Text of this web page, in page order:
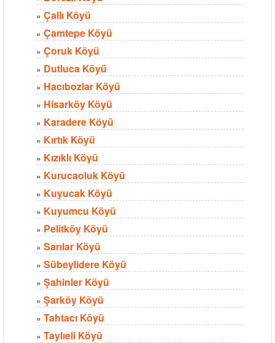
» Çallı Köyü
» Çamtepe Köyü
» Çoruk Köyü
» Dutluca Köyü
» Hacıbozlar Köyü
» Hisarköy Köyü
» Karadere Köyü
» Kırtık Köyü
» Kızıklı Köyü
» Kurucaoluk Köyü
» Kuyucak Köyü
» Kuyumcu Köyü
» Pelitköy Köyü
» Sarılar Köyü
» Sübeylidere Köyü
» Şahinler Köyü
» Şarköy Köyü
» Tahtacı Köyü
» Taylıeli Köyü